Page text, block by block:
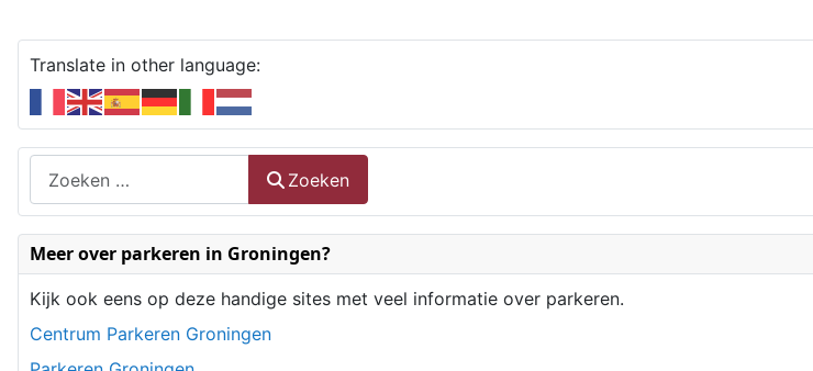
Translate in other language:
Zoeken
Type 2 or more characters for results.
Zoeken
Meer over parkeren in Groningen?
Kijk ook eens op deze handige sites met veel informatie over parkeren.
Centrum Parkeren Groningen